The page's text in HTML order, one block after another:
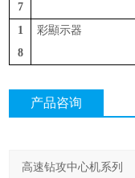
7
1
8
彩顯示器
产品咨询